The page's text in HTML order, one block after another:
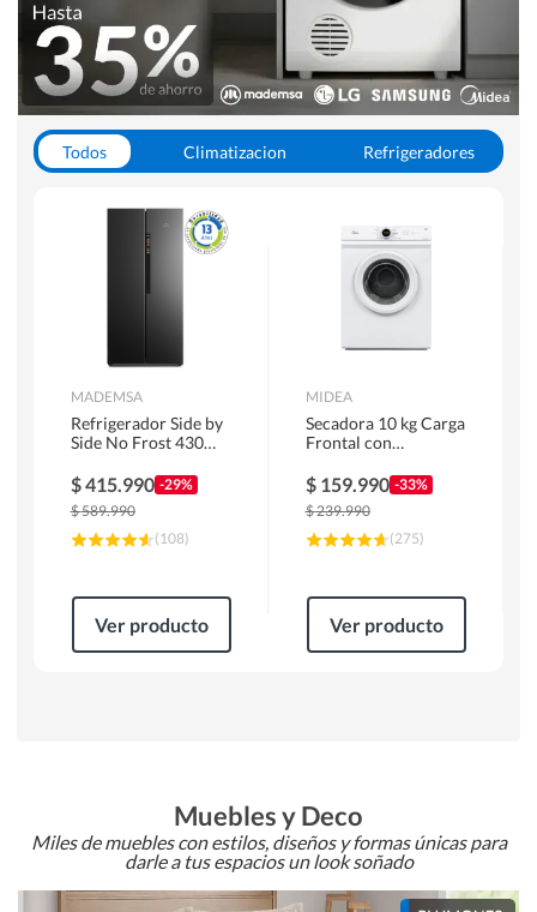
Todos Climatizacion
Refrigeradores
Hornos y Microondas
MADEMSA
Refrigerador Side by
Side No Frost 430
MAS430B
$415.990 -29%
$589.990
(108)
Ver producto
MIDEA
Secadora 10 kg Carga
Frontal con
MD100A100/W2
$ 159.990 -33%
$239.990
(275)
Ver producto
Muebles y Deco
Miles de muebles con estilos, diseños y formas únicas para
darle a tus espacios un look soñado